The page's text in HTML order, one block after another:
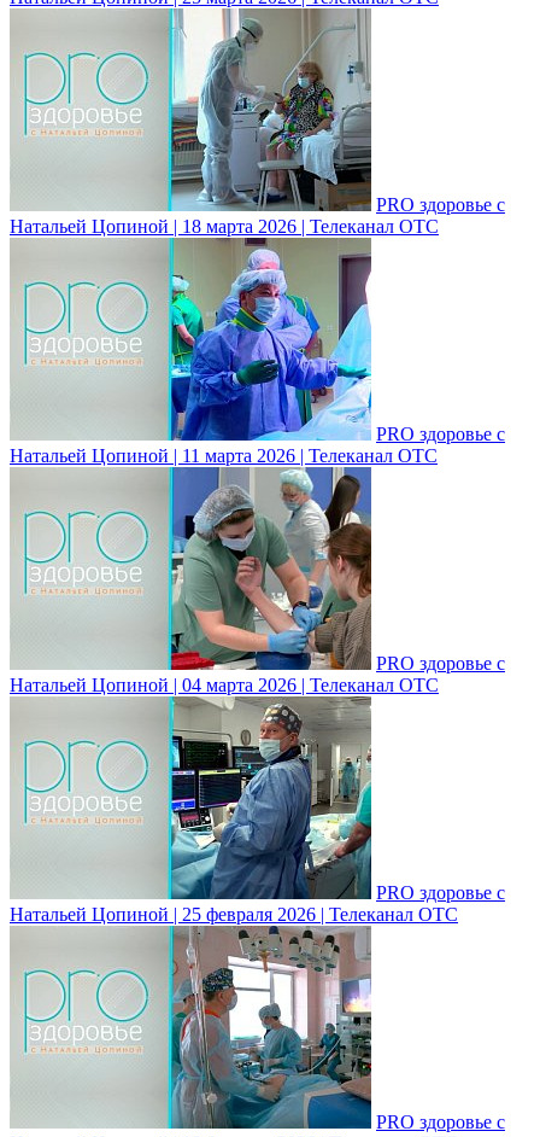
PRO здоровье с
Натальей Цопиной | 18 марта 2026 | Телеканал ОТС
PRO здоровье с
Натальей Цопиной | 11 марта 2026 | Телеканал ОТС
PRO здоровье с
Натальей Цопиной | 04 марта 2026 | Телеканал ОТС
PRO здоровье с
Натальей Цопиной | 25 февраля 2026 | Телеканал ОТС
PRO здоровье с